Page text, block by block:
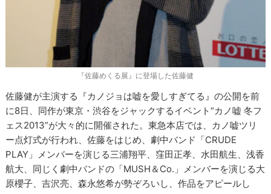
『佐藤めくる展』に登場した佐藤健
佐藤健が主演する『カノジョは嘘を愛しすぎてる』の公開を前
に8日、同作が東京・渋谷をジャックするイベント“カノ嘘 冬フ
ェス2013”が大々的に開催された。東急本店では、カノ嘘ツリ
ー点灯式が行われ、佐藤をはじめ、劇中バンド「CRUDE
PLAY」メンバーを演じる三浦翔平、窪田正孝、水田航生、浅香
航大、同じく劇中バンドの「MUSH＆Co.」メンバーを演じる大
原櫻子、吉沢亮、森永悠希が勢ぞろいし、作品をアピールし